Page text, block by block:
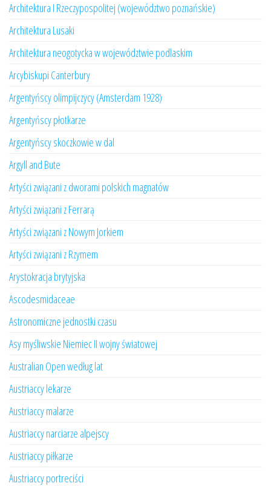
Architektura I Rzeczypospolitej (województwo poznańskie)
Architektura Lusaki
Architektura neogotycka w województwie podlaskim
Arcybiskupi Canterbury
Argentyńscy olimpijczycy (Amsterdam 1928)
Argentyńscy płotkarze
Argentyńscy skoczkowie w dal
Argyll and Bute
Artyści związani z dworami polskich magnatów
Artyści związani z Ferrarą
Artyści związani z Nowym Jorkiem
Artyści związani z Rzymem
Arystokracja brytyjska
Ascodesmidaceae
Astronomiczne jednostki czasu
Asy myśliwskie Niemiec II wojny światowej
Australian Open według lat
Austriaccy lekarze
Austriaccy malarze
Austriaccy narciarze alpejscy
Austriaccy piłkarze
Austriaccy portreciści